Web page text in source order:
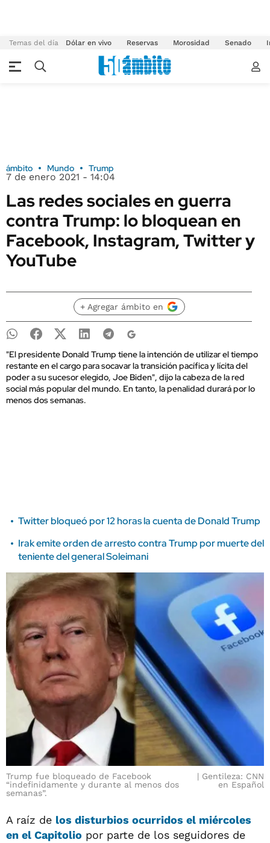
Temas del día Dólar en vivo Reservas Morosidad Senado
ámbito Mundo Trump
7 de enero 2021 - 14:04
Las redes sociales en guerra
contra Trump: lo bloquean en
Facebook, Instagram, Twitter y
YouTube
+ Agregar ámbito en
"El presidente Donald Trump tiene la intención de utilizar el tiempo
restante en el cargo para socavar la transición pacífica y lícita del
poder a su sucesor elegido, Joe Biden", dijo la cabeza de la red
social más popular del mundo. En tanto, la penalidad durará por lo
menos dos semanas.
Twitter bloqueó por 12 horas la cuenta de Donald Trump
Irak emite orden de arresto contra Trump por muerte del
teniente del general Soleimani
Trump fue bloqueado de Facebook
“indefinidamente y durante al menos dos
semanas”.
Gentileza: CNN
en Español
A raíz de los disturbios ocurridos el miércoles
en el Capitolio por parte de los seguidores de